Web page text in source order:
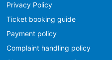
Privacy Policy
Ticket booking guide
Payment policy
Complaint handling policy